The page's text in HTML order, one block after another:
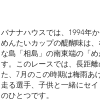
バナナハウスでは、1994年
めんたいカップの醍醐味は
な島「相島」の南東端の「
す。このレースでは、長距
た、7月のこの時期は梅雨あ
走る選手、子供と一緒にセ
のひとつです。